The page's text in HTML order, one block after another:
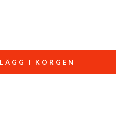
LÄGG I KORGEN